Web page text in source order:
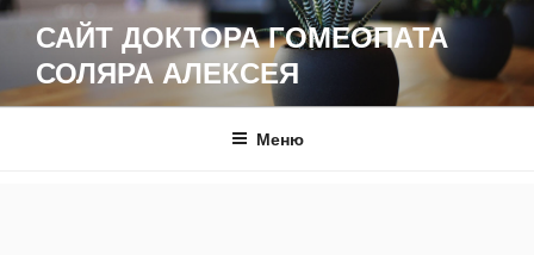
Перейти
содержимому
САЙТ ДОКТОРА ГОМЕОПАТА
СОЛЯРА АЛЕКСЕЯ
Меню